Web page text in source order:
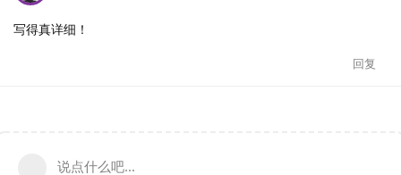
写得真详细！
回复
说点什么吧...